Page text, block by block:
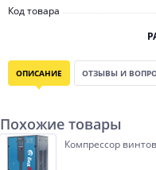
Код товара
ОПИСАНИЕ ОТЗЫВЫ И
Похожие товары
Компрессор